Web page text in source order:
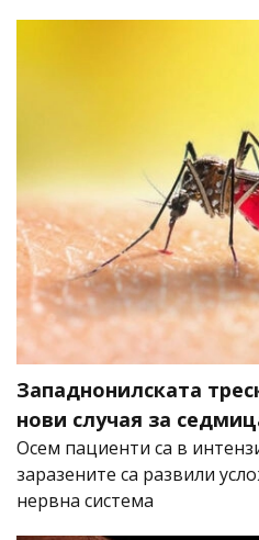
Западнонилската
нови случая за
Осем пациенти са в
заразените са развили
нервна система